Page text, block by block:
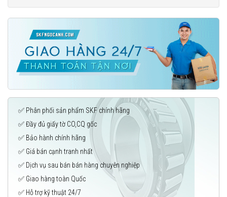
✅ Phân phối sản phẩm SKF chính hãng
✅ Đầy đủ giấy tờ CO,CQ gốc
✅ Bảo hành chính hãng
✅ Giá bán cạnh tranh nhất
✅ Dịch vụ sau bán bán hàng chuyên nghiệp
✅ Giao hàng toàn Quốc
✅ Hỗ trợ kỹ thuật 24/7